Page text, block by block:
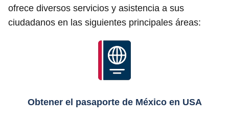
ofrece diversos servicios y asistencia a sus
ciudadanos en las siguientes principales áreas:
Obtener el pasaporte de México en USA